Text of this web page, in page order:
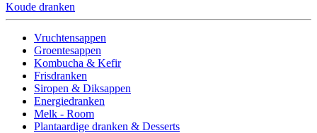
Koude dranken
Vruchtensappen
Groentesappen
Kombucha & Kefir
Frisdranken
Siropen & Diksappen
Energiedranken
Melk - Room
Plantaardige dranken & Desserts